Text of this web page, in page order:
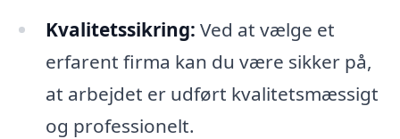
Kvalitetssikring: Ved at vælge et
erfarent firma kan du være sikker på,
at arbejdet er udført kvalitetsmæssigt
og professionelt.